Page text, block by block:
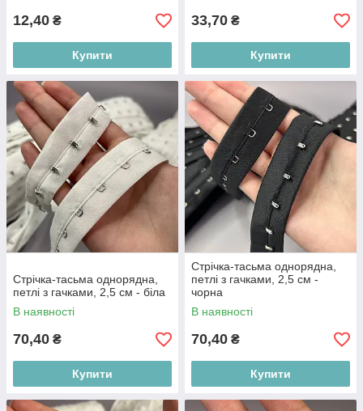
12,40 ₴
Купити
33,70 ₴
Купити
Стрічка-тасьма однорядна,
петлі з гачками, 2,5 см - біла
В наявності
70,40 ₴
Купити
Стрічка-тасьма однорядна,
петлі з гачками, 2,5 см -
чорна
В наявності
70,40 ₴
Купити